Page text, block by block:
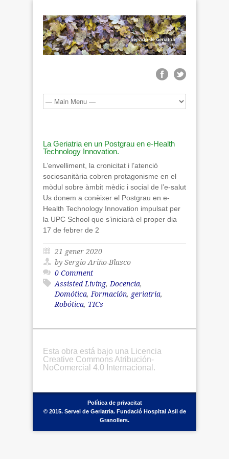
La Geriatria en un Postgrau en e-Health
Technology Innovation.
L’envelliment, la cronicitat i l’atenció
sociosanitària cobren protagonisme en el
mòdul sobre àmbit mèdic i social de l’e-salut
Us donem a conèixer el Postgrau en e-
Health Technology Innovation impulsat per
la UPC School que s’iniciarà el proper dia
17 de febrer de 2
21 gener 2020
by Sergio Ariño-Blasco
0 Comment
Assisted Living, Docencia,
Domótica, Formación, geriatria,
Robótica, TICs
Esta obra está bajo una Licencia
Creative Commons Atribución-
NoComercial 4.0 Internacional.
Política de privacitat
© 2015. Servei de Geriatria. Fundació Hospital Asil de
Granollers.